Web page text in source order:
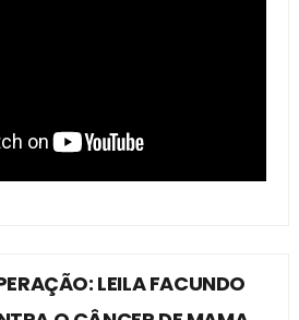
LEILA FACUNDO